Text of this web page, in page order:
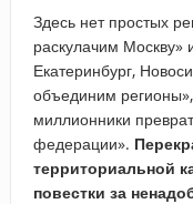
Здесь нет простых
раскулачим Москву»
Екатеринбург,
объединим
миллионники
федерации».
территориальной
повестки за